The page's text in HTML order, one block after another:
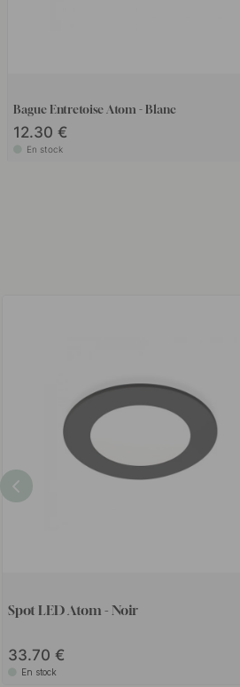
Bague Entretoise Atom - Blanc
12.30 €
En stock
Spot LED Atom - Noir
33.70
En stock